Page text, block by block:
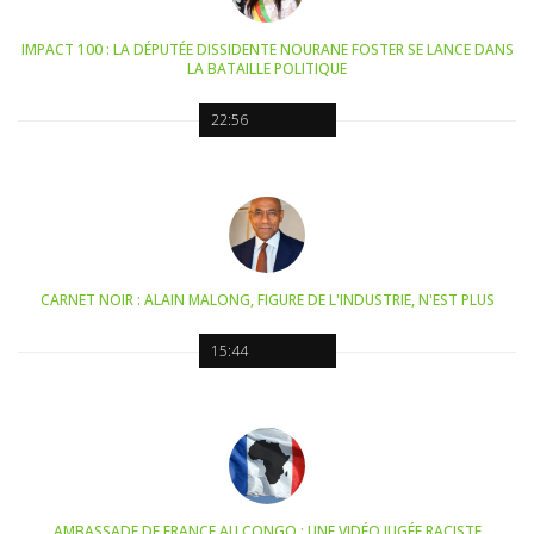
22:56
IMPACT 100 : LA DÉPUTÉE DISSIDENTE NOURANE FOSTER SE LANCE DANS
LA BATAILLE POLITIQUE
15:44
CARNET NOIR : ALAIN MALONG, FIGURE DE L'INDUSTRIE, N'EST PLUS